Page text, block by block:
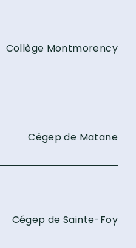
Collège Montmorency
Cégep de Matane
Cégep de Sainte-Foy